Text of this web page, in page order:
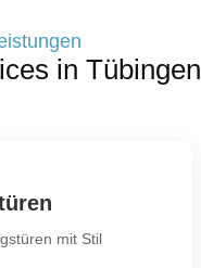
in Tübingen
mit Stil